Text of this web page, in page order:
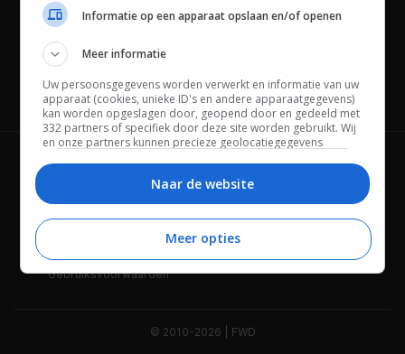
Channels
Wie is FWD Privacybeleid
Adverteren Contact
Gebruiksvoorwaarden
© 2010-2026 | FWD
Informatie op een apparaat opslaan en/of openen
Meer informatie
Uw persoonsgegevens worden verwerkt en informatie van uw
apparaat (cookies, unieke ID's en andere apparaatgegevens)
kan worden opgeslagen door, geopend door en gedeeld met
332 partners of specifiek door deze site worden gebruikt. Wij
en onze partners kunnen precieze geolocatiegegevens
Bepaalde leveranciers kunnen uw persoonsgegevens
beheren. Zoek onderaan deze pagina of in het sitemenu naar
een link om uw toestemming te beheren of in te trekken via de
privacy- en cookie-instellingen.
Naar de website
Meer opties